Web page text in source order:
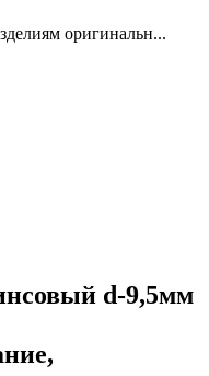
оригинальн...
d-9,5мм